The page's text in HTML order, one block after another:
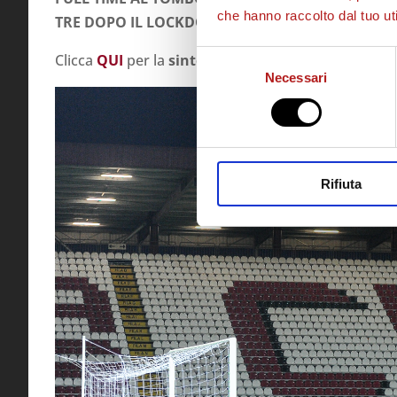
che hanno raccolto dal tuo
Necessari
Rifiuta
TRE DOPO IL LOCKDOW, SI CONTIUNA A
Clicca QUI per la sintesi